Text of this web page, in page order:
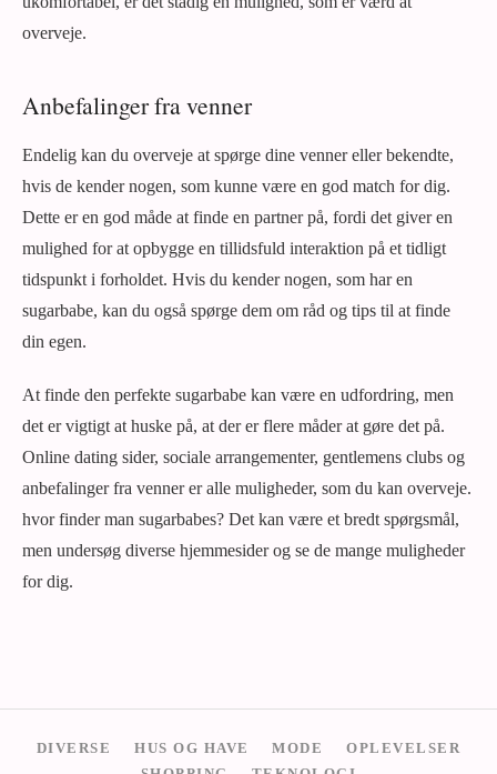
overveje.
Anbefalinger fra venner
Endelig kan du overveje at spørge dine venner eller bekendte,
hvis de kender nogen, som kunne være en god match for dig.
Dette er en god måde at finde en partner på, fordi det giver en
mulighed for at opbygge en tillidsfuld interaktion på et tidligt
tidspunkt i forholdet. Hvis du kender nogen, som har en
sugarbabe, kan du også spørge dem om råd og tips til at finde
din egen.
At finde den perfekte sugarbabe kan være en udfordring, men
det er vigtigt at huske på, at der er flere måder at gøre det på.
Online dating sider, sociale arrangementer, gentlemens clubs og
anbefalinger fra venner er alle muligheder, som du kan overveje.
hvor finder man sugarbabes? Det kan være et bredt spørgsmål,
men undersøg diverse hjemmesider og se de mange muligheder
for dig.
DIVERSE HUS OG HAVE MODE
OPLEVELSER